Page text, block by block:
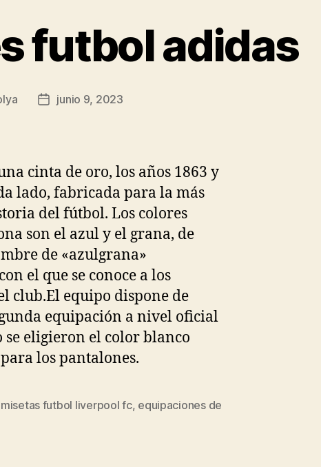
futbol adidas
Fechajunio 9, 2023
cinta de oro, los años 1863 y
lado, fabricada para la más
del fútbol. Los colores
son el azul y el grana, de
de «azulgrana»
el que se conoce a los
club.El equipo dispone de
equipación a nivel oficial
se eligieron el color blanco
los pantalones.
futbol liverpool fc, equipaciones de